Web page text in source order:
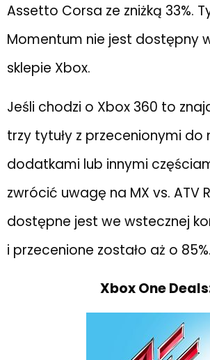
Assetto Corsa ze zniżką 33%.
Momentum nie jest dostępny
sklepie Xbox.
Jeśli chodzi o Xbox 360 to
trzy tytuły z przecenionymi do
dodatkami lub innymi
zwrócić uwagę na MX vs. ATV
dostępne jest we wstecznej
i przecenione zostało aż o 85%.
Xbox One